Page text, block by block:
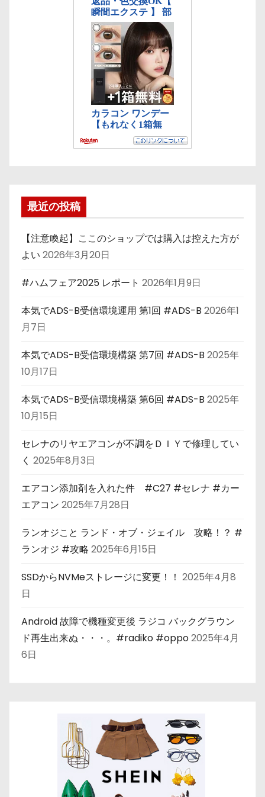
最近の投稿
【注意喚起】ここのショップでは購入は控えた方が
よい 2026年3月20日
#ハムフェア2025 レポート 2026年1月9日
本気でADS-B受信環境運用 第1回 #ADS-B 2026年1
月7日
本気でADS-B受信環境構築 第7回 #ADS-B 2025年
10月17日
本気でADS-B受信環境構築 第6回 #ADS-B 2025年
10月15日
セレナのリヤエアコンが不調をＤＩＹで修理してい
く 2025年8月3日
エアコン添加剤を入れた件 #C27 #セレナ #カー
エアコン 2025年7月28日
ランオジこと ランド・オブ・ジェイル 攻略！？ #
ランオジ #攻略 2025年6月15日
SSDからNVMeストレージに変更！！ 2025年4月8
日
Android 故障で機種変更後 ラジコ バックグラウン
ド再生出来ぬ・・・。#radiko #oppo2025年4月
6日